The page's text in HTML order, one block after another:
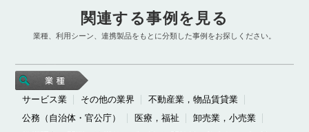
関連する事例を見る
業種、利用シーン、連携製品をもとに分類した事例をお探しください。
サービス業 その他の業界
不動産業，物品賃貸業
公務（自治体・官公庁）
医療，福祉
卸売業，小売業